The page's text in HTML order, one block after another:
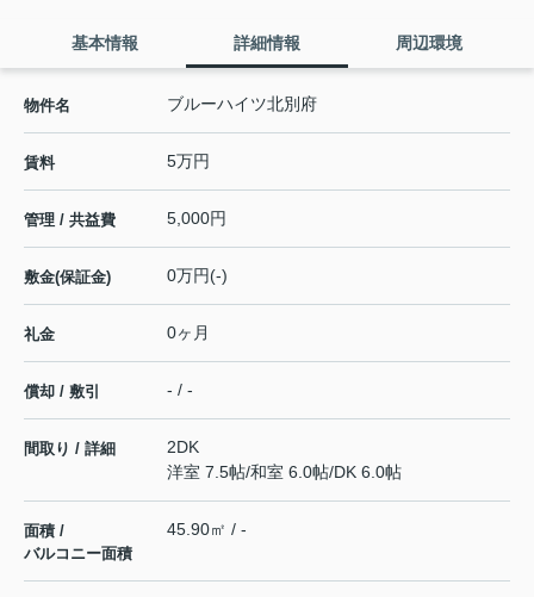
基本情報 詳細情報 周辺環境
物件名 ブルーハイツ北別府
賃料 5万円
管理 / 共益費 5,000円
敷金(保証金) 0万円(-)
礼金 0ヶ月
償却 / 敷引 - / -
間取り / 詳細
2DK
洋室 7.5帖/和室 6.0帖/DK 6.0帖
面積 /
バルコニー面積
45.90㎡ / -